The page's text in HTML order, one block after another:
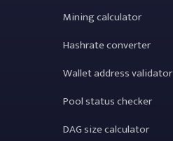
Mining calculator
Hashrate converter
Wallet address validator
Pool status checker
DAG size calculator